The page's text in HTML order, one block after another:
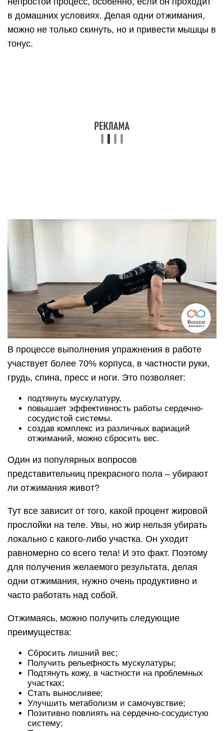
в домашних условиях. Делая одни отжимания,
можно не только скинуть, но и привести мышцы в
тонус.
грудь, спина, пресс и ноги. Это позволяет:
подтянуть мускулатуру,
повышает эффективность работы сердечно-
сосудистой системы.
создав комплекс из различных вариаций
отжиманий, можно сбросить вес.
Один из популярных вопросов
представительниц прекрасного пола – убирают
ли отжимания живот?
Тут все зависит от того, какой процент жировой
прослойки на теле. Увы, но жир нельзя убирать
локально с какого-либо участка. Он уходит
для получения желаемого результата, делая
одни отжимания, нужно очень продуктивно и
часто работать над собой.
Отжимаясь, можно получить следующие
преимущества:
Сбросить лишний вес;
Подтянуть кожу, в частности на проблемных
участках;
Стать выносливее;
Улучшить метаболизм и самочувствие;
Позитивно повлиять на сердечно-сосудистую
систему;
Повышают дисциплину и самоорганизацию.
Таким образом, отвечая на вопрос, помогают ли
сказать – да! Однако, для улучшения эффекта,
рекомендуется добавить что-то еще. Например,
другие упражнения, бег или любую другую
физическую активность. Это способствует еще
лучшему жиросжиганию в более краткие сроки.
Как научиться отжиматься с